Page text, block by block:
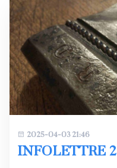
2025-04-03 21:46
INFOLETTRE 2